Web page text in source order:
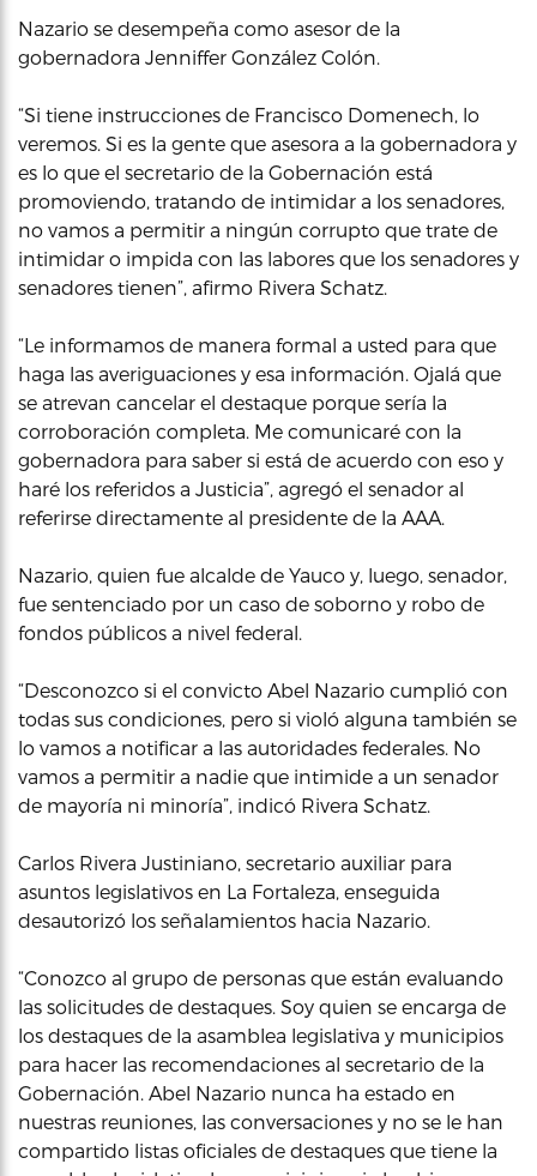
Nazario se desempeña como asesor de la
gobernadora Jenniffer González Colón.
“Si tiene instrucciones de Francisco Domenech, lo
veremos. Si es la gente que asesora a la gobernadora y
es lo que el secretario de la Gobernación está
promoviendo, tratando de intimidar a los senadores,
no vamos a permitir a ningún corrupto que trate de
intimidar o impida con las labores que los senadores y
senadores tienen”, afirmo Rivera Schatz.
“Le informamos de manera formal a usted para que
haga las averiguaciones y esa información. Ojalá que
se atrevan cancelar el destaque porque sería la
corroboración completa. Me comunicaré con la
gobernadora para saber si está de acuerdo con eso y
haré los referidos a Justicia”, agregó el senador al
referirse directamente al presidente de la AAA.
Nazario, quien fue alcalde de Yauco y, luego, senador,
fue sentenciado por un caso de soborno y robo de
fondos públicos a nivel federal.
“Desconozco si el convicto Abel Nazario cumplió con
todas sus condiciones, pero si violó alguna también se
lo vamos a notificar a las autoridades federales. No
vamos a permitir a nadie que intimide a un senador
de mayoría ni minoría”, indicó Rivera Schatz.
Carlos Rivera Justiniano, secretario auxiliar para
asuntos legislativos en La Fortaleza, enseguida
desautorizó los señalamientos hacia Nazario.
“Conozco al grupo de personas que están evaluando
las solicitudes de destaques. Soy quien se encarga de
los destaques de la asamblea legislativa y municipios
para hacer las recomendaciones al secretario de la
Gobernación. Abel Nazario nunca ha estado en
nuestras reuniones, las conversaciones y no se le han
compartido listas oficiales de destaques que tiene la